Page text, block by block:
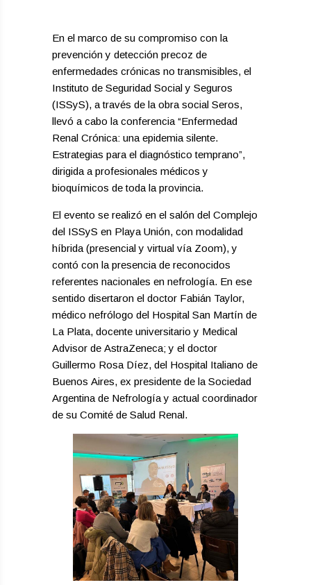
En el marco de su compromiso con la
prevención y detección precoz de
enfermedades crónicas no transmisibles, el
Instituto de Seguridad Social y Seguros
(ISSyS), a través de la obra social Seros,
llevó a cabo la conferencia “Enfermedad
Renal Crónica: una epidemia silente.
Estrategias para el diagnóstico temprano”,
dirigida a profesionales médicos y
bioquímicos de toda la provincia.
El evento se realizó en el salón del Complejo
del ISSyS en Playa Unión, con modalidad
híbrida (presencial y virtual vía Zoom), y
contó con la presencia de reconocidos
referentes nacionales en nefrología. En ese
sentido disertaron el doctor Fabián Taylor,
médico nefrólogo del Hospital San Martín de
La Plata, docente universitario y Medical
Advisor de AstraZeneca; y el doctor
Guillermo Rosa Díez, del Hospital Italiano de
Buenos Aires, ex presidente de la Sociedad
Argentina de Nefrología y actual coordinador
de su Comité de Salud Renal.